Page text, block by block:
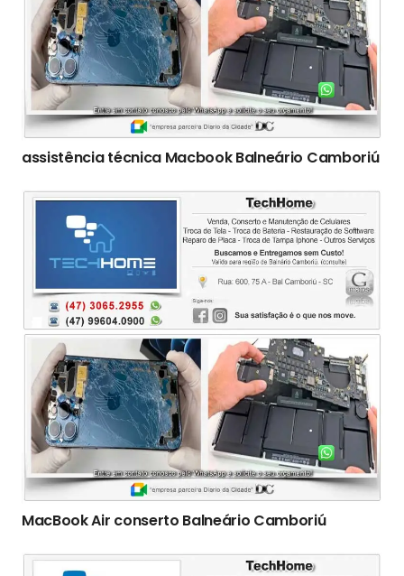
assistência técnica Macbook Balneário Camboriú
MacBook Air conserto Balneário Camboriú